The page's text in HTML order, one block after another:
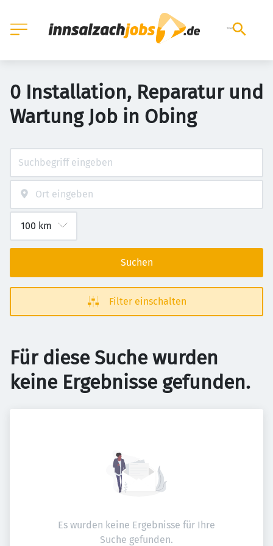
0 Installation, Reparatur und
Wartung Job in Obing
Suchen
Filter einschalten
Für diese Suche wurden
keine Ergebnisse gefunden.
Es wurden keine Ergebnisse für Ihre
Suche gefunden.